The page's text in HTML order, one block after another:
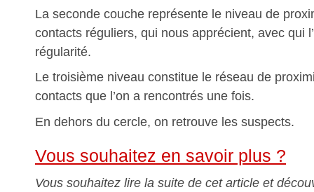
La seconde couche représente le niveau de
contacts réguliers, qui nous apprécient, avec qui
régularité.
Le troisième niveau constitue le réseau de
contacts que l’on a rencontrés une fois.
En dehors du cercle, on retrouve les suspects.
Vous souhaitez en savoir plus ?
Vous souhaitez lire la suite de cet article et